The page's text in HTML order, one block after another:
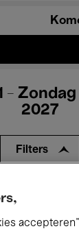
-
2027
Filters
Films